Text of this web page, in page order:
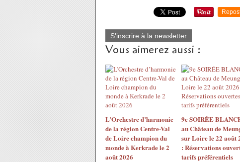
S'inscrire à la newsletter
Vous aimerez aussi :
L’Orchestre d’harmonie
de la région Centre-Val
de Loire champion du
monde à Kerkrade le 2
août 2026
9e SOIRÉE
au Château de
sur Loire le 22 août
: Réservations
tarifs préférentiels